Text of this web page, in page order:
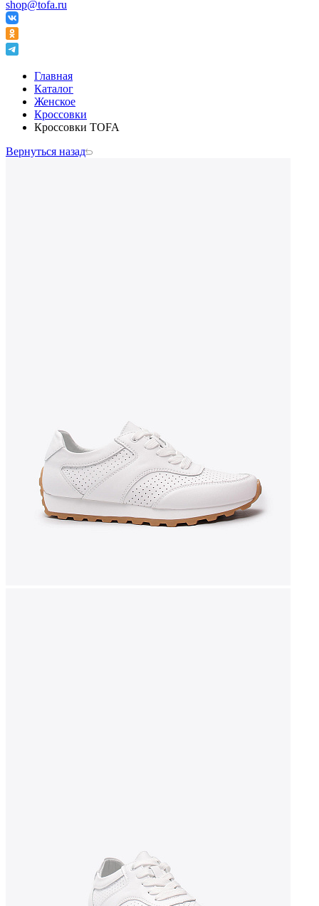
shop@tofa.ru
Главная
Каталог
Женское
Кроссовки
Кроссовки TOFA
Вернуться назад